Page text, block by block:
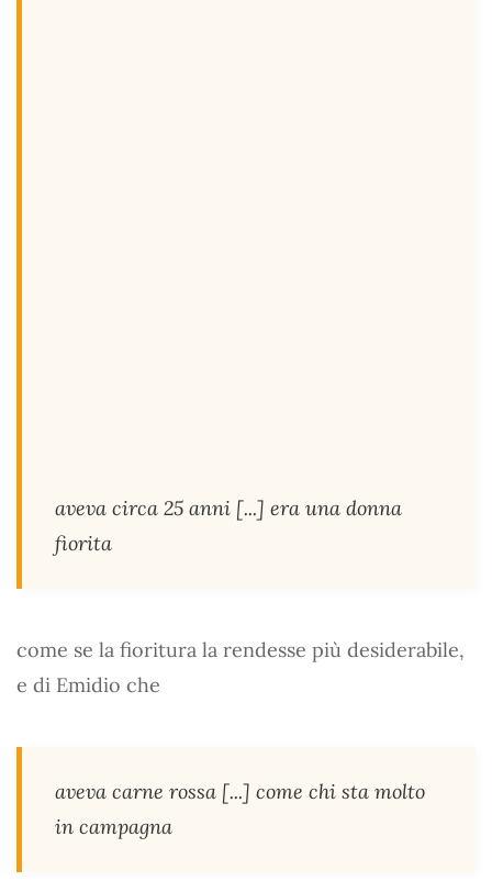
aveva circa 25 anni [...] era una donna
fiorita
come se la fioritura la rendesse più desiderabile,
e di Emidio che
aveva carne rossa [...] come chi sta molto
in campagna